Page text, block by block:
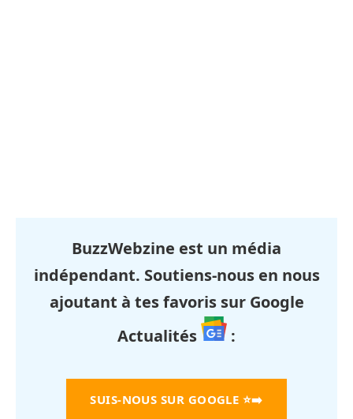
BuzzWebzine est un média
indépendant. Soutiens-nous en nous
ajoutant à tes favoris sur Google
Actualités
:
SUIS-NOUS SUR GOOGLE ⭐➡️